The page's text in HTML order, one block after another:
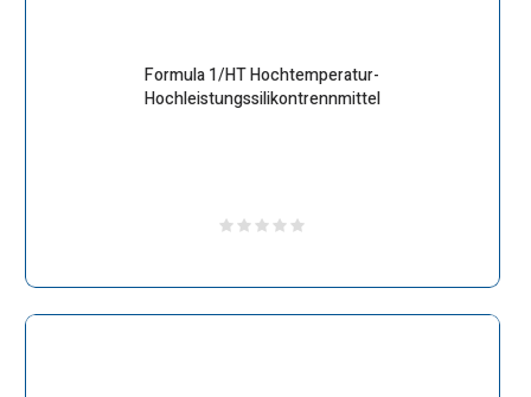
Formula 1/HT Hochtemperatur-
Hochleistungssilikontrennmittel